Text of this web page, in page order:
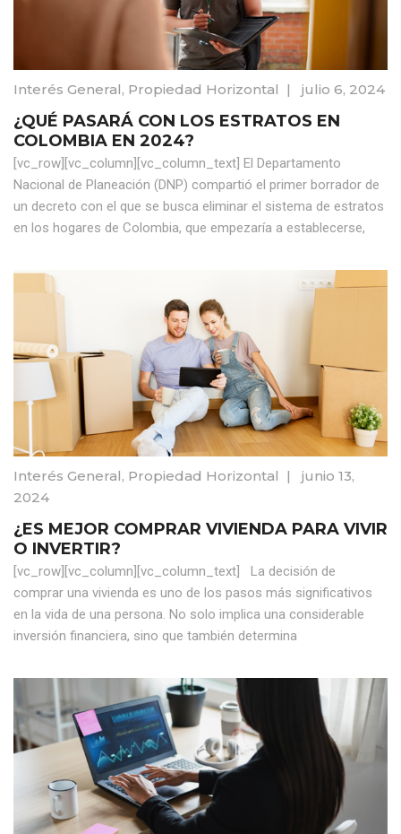
Interés General, Propiedad Horizontal | julio 6, 2024
¿QUÉ PASARÁ CON LOS ESTRATOS EN
COLOMBIA EN 2024?
[vc_row][vc_column][vc_column_text] El Departamento
Nacional de Planeación (DNP) compartió el primer borrador de
un decreto con el que se busca eliminar el sistema de estratos
en los hogares de Colombia, que empezaría a establecerse,
Interés General, Propiedad Horizontal | junio 13,
2024
¿ES MEJOR COMPRAR VIVIENDA PARA VIVIR
O INVERTIR?
[vc_row][vc_column][vc_column_text] La decisión de
comprar una vivienda es uno de los pasos más significativos
en la vida de una persona. No solo implica una considerable
inversión financiera, sino que también determina